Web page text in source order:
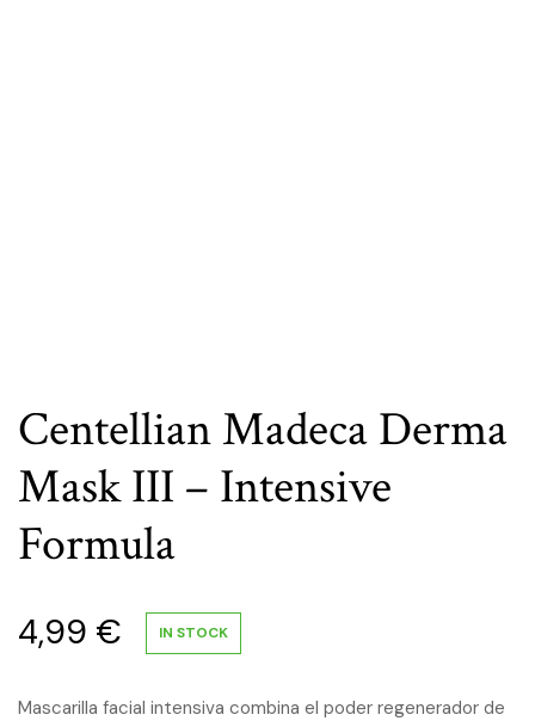
Centellian Madeca Derma
Mask III – Intensive
Formula
4,99 € IN STOCK
Mascarilla facial intensiva combina el poder regenerador de